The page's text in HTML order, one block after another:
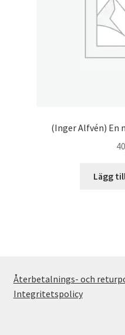
(Inger Alfvén) En
Lägg
Återbetalnings- och
Integritetspolicy